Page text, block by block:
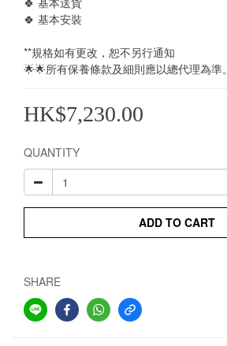
🍀 基本安裝
**規格如有更改，恕不另行通知
🌟🌟所有保養條款及細則應以總代理為準。
HK$7,230.00
QUANTITY
ADD TO CART
SHARE